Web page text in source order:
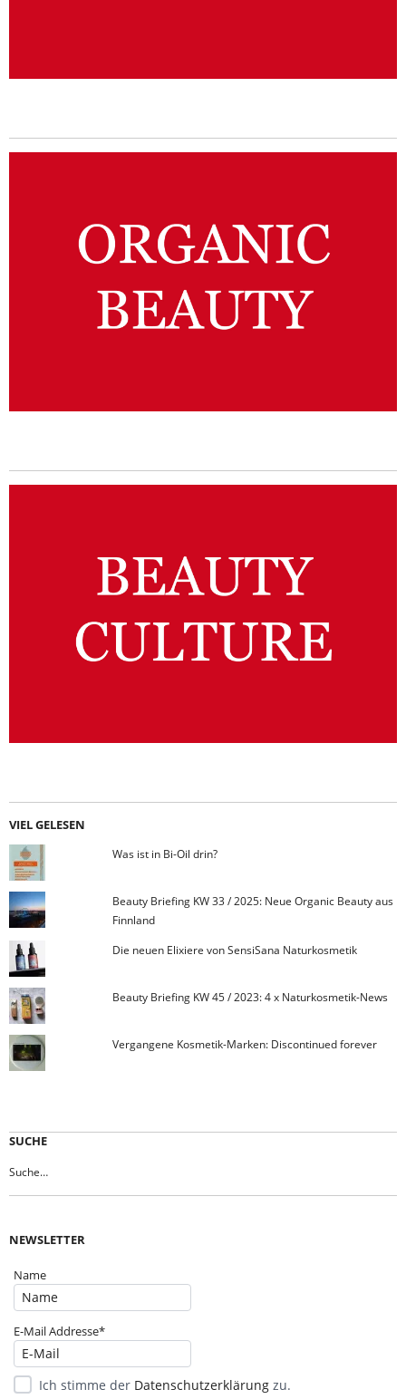
VIEL GELESEN
Was ist in Bi-Oil drin?
Beauty Briefing KW 33 / 2025: Neue Organic Beauty aus
Finnland
Die neuen Elixiere von SensiSana Naturkosmetik
Beauty Briefing KW 45 / 2023: 4 x Naturkosmetik-News
Vergangene Kosmetik-Marken: Discontinued forever
SUCHE
NEWSLETTER
Name
E-Mail Addresse*
Ich stimme der Datenschutzerklärung zu.